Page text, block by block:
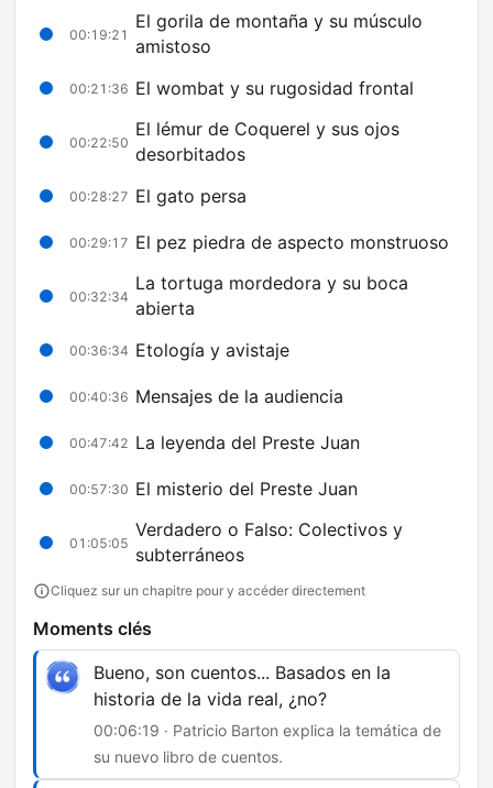
00:19:21
El gorila de montaña y su músculo
amistoso
00:21:36 El wombat y su rugosidad frontal
00:22:50
El lémur de Coquerel y sus ojos
desorbitados
00:28:27 El gato persa
00:29:17 El pez piedra de aspecto monstruoso
00:32:34
La tortuga mordedora y su boca
abierta
00:36:34 Etología y avistaje
00:40:36 Mensajes de la audiencia
00:47:42 La leyenda del Preste Juan
00:57:30 El misterio del Preste Juan
01:05:05
Verdadero o Falso: Colectivos y
subterráneos
Cliquez sur un chapitre pour y accéder directement
Moments clés
Bueno, son cuentos... Basados en la
historia de la vida real, ¿no?
00:06:19 · Patricio Barton explica la temática de
su nuevo libro de cuentos.